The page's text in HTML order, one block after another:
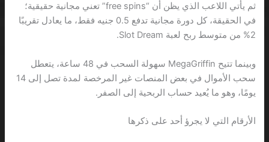
ثم يأتي اللاعب الذي يظن أن “free spins” تعني مجانية حقيقية؛
في الحقيقة، كل دورة مجانية تدفع 0.5 جنيه فقط، ما يعادل تقريبًا
2% من متوسط ربح لعبة Slot Dream.
وبينما تتيح MegaGriffin سهولة السحب في 48 ساعة، يتعطل
سحب الأموال في بعض المنصات غير المرخصة لمدة تصل إلى 14
يومًا، وهو ما يُعيد حساب الربحية إلى الصفر.
الأرقام التي لا يجرؤ أحد على ذكرها